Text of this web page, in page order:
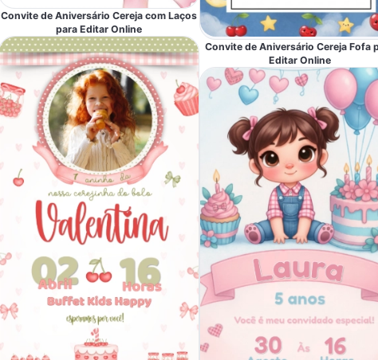
Convite de Aniversário Cereja com Laços
para Editar Online
Convite de Aniversário Cereja Fofa
Editar Online